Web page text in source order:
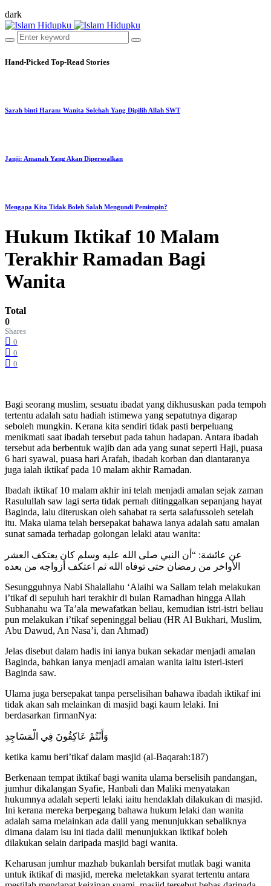
dark
Hand-Picked Top-Read Stories
Sarah binti Haran: Wanita Solehah Yang Dipilih Allah SWT
Janji: Amanah Yang Akan Dipersoalkan
Mengapa Kita Tidak Boleh Salah Mengundi Pemimpin?
Hukum Iktikaf 10 Malam
Terakhir Ramadan Bagi
Wanita
Total
0
Shares
0
0
0
Bagi seorang muslim, sesuatu ibadat yang dikhususkan pada tempoh
tertentu adalah satu hadiah istimewa yang sepatutnya digarap
seboleh mungkin. Kerana kita sendiri tidak pasti berpeluang
menikmati saat ibadah tersebut pada tahun hadapan. Antara ibadah
tersebut ada berbentuk wajib dan ada yang sunat seperti Haji, puasa
6 hari syawal, puasa hari Arafah, ibadah korban dan diantaranya
juga ialah iktikaf pada 10 malam akhir Ramadan.
Ibadah iktikaf 10 malam akhir ini telah menjadi amalan sejak zaman
Rasulullah saw lagi serta tidak pernah ditinggalkan sepanjang hayat
Baginda, lalu diteruskan oleh sahabat ra serta salafussoleh setelah
itu. Maka ulama telah bersepakat bahawa ianya adalah satu amalan
sunat samada terhadap golongan lelaki atau wanita:
عن عائشة: “أن النبي صلى الله عليه وسلم كان يعتكف العشر
الأواخر من رمضان حتى توفاه الله ثم اعتكف أزواجه من بعده
Sesungguhnya Nabi Shalallahu ‘Alaihi wa Sallam telah melakukan
i’tikaf di sepuluh hari terakhir di bulan Ramadhan hingga Allah
Subhanahu wa Ta’ala mewafatkan beliau, kemudian istri-istri beliau
pun melakukan i’tikaf sepeninggal beliau (HR Al Bukhari, Muslim,
Abu Dawud, An Nasa’i, dan Ahmad)
Jelas disebut dalam hadis ini ianya bukan sekadar menjadi amalan
Baginda, bahkan ianya menjadi amalan wanita iaitu isteri-isteri
Baginda saw.
Ulama juga bersepakat tanpa perselisihan bahawa ibadah iktikaf ini
tidak akan sah melainkan di masjid bagi kaum lelaki. Ini
berdasarkan firmanNya:
وَأَنْتُمْ عَاكِفُونَ فِي الْمَسَاجِدِ
ketika kamu beri’tikaf dalam masjid (al-Baqarah:187)
Berkenaan tempat iktikaf bagi wanita ulama berselisih pandangan,
jumhur dikalangan Syafie, Hanbali dan Maliki menyatakan
hukumnya adalah seperti lelaki iaitu hendaklah dilakukan di masjid.
Ini kerana mereka berpegang bahawa hukum lelaki dan wanita
adalah sama melainkan ada dalil yang menunjukkan sebaliknya
dimana dalam isu ini tiada dalil menunjukkan iktikaf boleh
dilakukan selain daripada masjid bagi wanita.
Keharusan jumhur mazhab bukanlah bersifat mutlak bagi wanita
untuk iktikaf di masjid, mereka meletakkan syarat tertentu antara